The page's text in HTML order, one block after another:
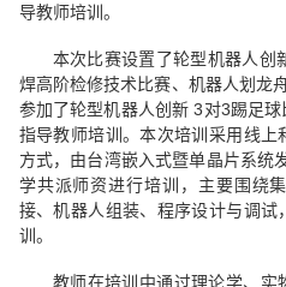
导教师培训。
本次比赛设置了轮型机器人创
焊高阶检修技术比赛、机器人划龙
参加了轮型机器人创新 3对3踢足
指导教师培训。本次培训采用线上
方式，由台湾嵌入式暨单晶片系统
学共派师资进行培训，主要围绕
接、机器人组装、程序设计与调
训。
教师在培训中通过理论学、实